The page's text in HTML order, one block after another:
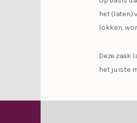
het (laten)
lokken,
Deze zaak
het juiste